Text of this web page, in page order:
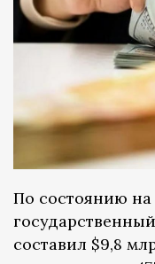
По состоянию на
составил $9,8